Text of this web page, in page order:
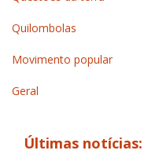
Quilombolas
Movimento popular
Geral
Últimas notícias: